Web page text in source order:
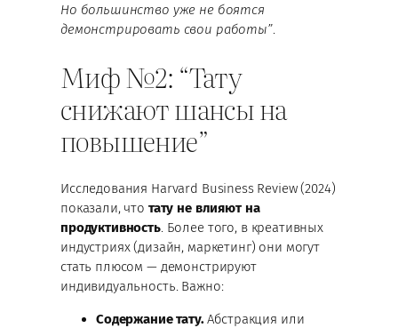
Но большинство уже не боятся
демонстрировать свои работы”.
Миф №2: “Тату
снижают шансы на
повышение”
Исследования Harvard Business Review (2024)
показали, что тату не влияют на
продуктивность. Более того, в креативных
индустриях (дизайн, маркетинг) они могут
стать плюсом — демонстрируют
индивидуальность. Важно:
Содержание тату.Абстракция или